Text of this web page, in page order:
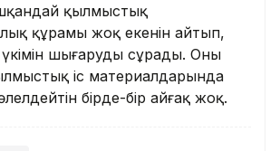
қылмыстық
құрамы жоқ екенін айтып,
шығаруды сұрады. Оның
іс материалдарында
бірде-бір айғақ жоқ.